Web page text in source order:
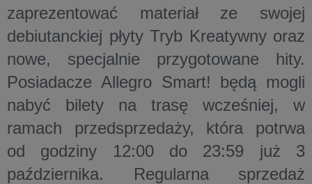
zaprezentować materiał ze swojej
debiutanckiej płyty Tryb Kreatywny oraz
nowe, specjalnie przygotowane hity.
Posiadacze Allegro Smart! będą mogli
nabyć bilety na trasę wcześniej, w
ramach przedsprzedaży, która potrwa
od godziny 12:00 do 23:59 już 3
października. Regularna sprzedaż